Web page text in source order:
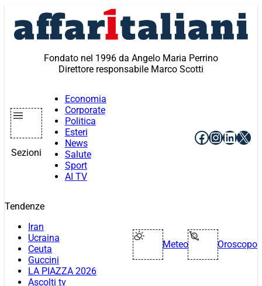
contenuto
Fondato nel 1996 da Angelo Maria Perrino
Direttore responsabile Marco Scotti
Sezioni
Economia
Corporate
Politica
Esteri
News
Salute
Sport
AI TV
Facebook
X
Tendenze
Iran
Ucraina
Ceuta
Guccini
LA PIAZZA 2026
Ascolti tv
Meteo Oroscopo